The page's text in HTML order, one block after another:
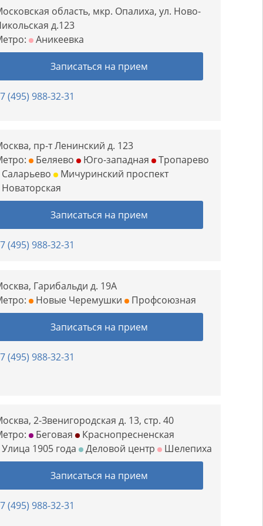
область, мкр. Опалиха, ул. Ново-
д.123
Аникеевка
Записаться на прием
(495) 988-32-31
пр-т Ленинский д. 123
Беляево Юго-западная
Тропарево
Саларьево
Мичуринский проспект
Новаторская
Записаться на прием
(495) 988-32-31
Гарибальди д. 19А
Новые Черемушки Профсоюзная
Записаться на прием
(495) 988-32-31
2-Звенигородская д. 13, стр. 40
Беговая
Краснопресненская
Улица 1905 года
Деловой центр Шелепиха
Записаться на прием
(495) 988-32-31